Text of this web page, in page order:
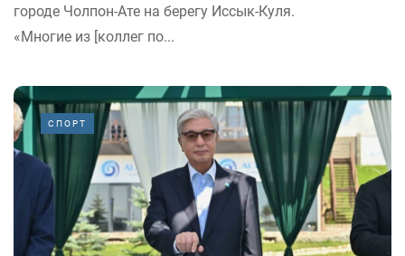
городе Чолпон-Ате на берегу Иссык-Куля.
«Многие из [коллег по...
СПОРТ